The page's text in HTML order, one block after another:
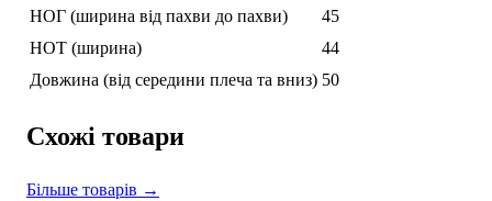
НОГ (ширина від пахви до пахви)
45
НОТ (ширина)
44
Довжина (від середини плеча та вниз) 50
Схожі товари
Більше товарів →